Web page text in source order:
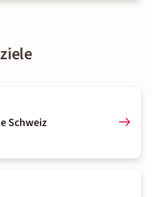
Schweiz